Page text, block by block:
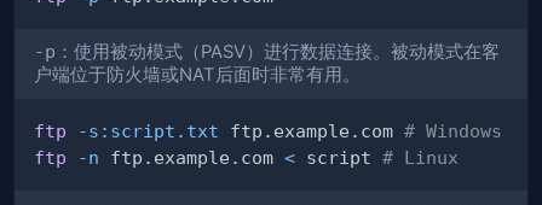
-p ：使用被动模式（PASV）进行数据连接。被动模式在客
户端位于防火墙或NAT后面时非常有用。
ftp -s:script.txt ftp.example.com # Windows
ftp
-n ftp.example.com < script # Linux